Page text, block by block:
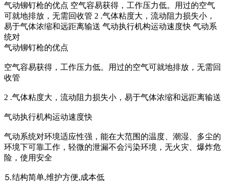
气动铆钉枪的优点 空气容易获得，工作压力低。用过的空气
可就地排放，无需回收管 2 .气体粘度大，流动阻力损失小，
易于气体浓缩和远距离输送 气动执行机构运动速度快 气动系
统对
气动铆钉枪的优点
空气容易获得，工作压力低。用过的空气可就地排放，无需回
收管
2 .气体粘度大，流动阻力损失小，易于气体浓缩和远距离输送
气动执行机构运动速度快
气动系统对环境适应性强，能在大范围的温度、潮湿、多尘的
环境下可靠工作，轻微的泄漏不会污染环境，无火灾、爆炸危
险，使用安全
⒌结构简单,维护方便,成本低